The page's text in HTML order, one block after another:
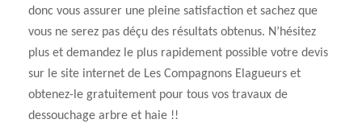
donc vous assurer une pleine satisfaction et sachez que
vous ne serez pas déçu des résultats obtenus. N’hésitez
plus et demandez le plus rapidement possible votre devis
sur le site internet de Les Compagnons Elagueurs et
obtenez-le gratuitement pour tous vos travaux de
dessouchage arbre et haie !!